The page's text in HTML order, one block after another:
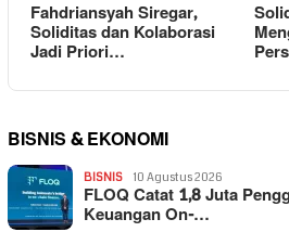
Fahdriansyah Siregar,
Soliditas dan Kolaborasi
Jadi Priori… Pers
BISNIS & EKONOMI
BISNIS 10 Agustus 2026
FLOQ Catat 1,8 Juta
Keuangan On-…